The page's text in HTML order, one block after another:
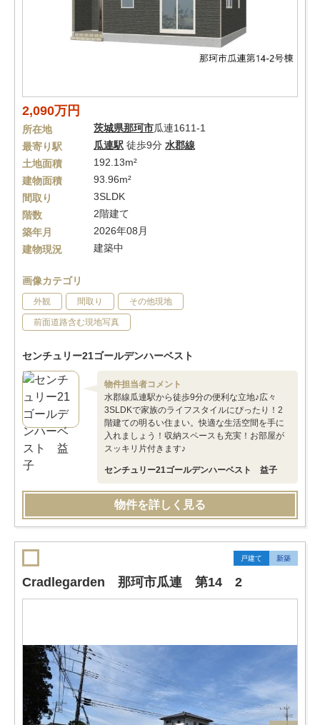
2,090万円
所在地 茨城県那珂市瓜連1611-1
最寄り駅
瓜連駅 徒歩9分 水郡線
土地面積
192.13m²
建物面積
93.96m²
間取り
3SLDK
階数
2階建て
築年月
2026年08月
建物現況
建築中
画像カテゴリ
外観 間取り その他現地
前面道路含む現地写真
センチュリー21ゴールデンハーベスト
物件担当者コメント
水郡線瓜連駅から徒歩9分の便利な立地♪広々
3SLDKで家族のライフスタイルにぴったり！2
階建ての明るい住まい。快適な生活空間を手に
入れましょう！収納スペースも充実！お部屋が
スッキリ片付きます♪
センチュリー21ゴールデンハーベスト 益子
物件を詳しく見る
戸建て 新築
Cradlegarden 那珂市瓜連 第14 2